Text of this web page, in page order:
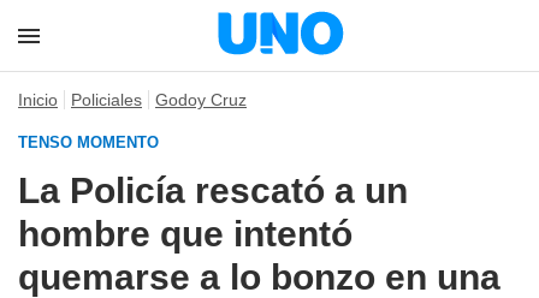
Inicio Policiales Godoy Cruz
TENSO MOMENTO
La Policía rescató a un
hombre que intentó
quemarse a lo bonzo en una